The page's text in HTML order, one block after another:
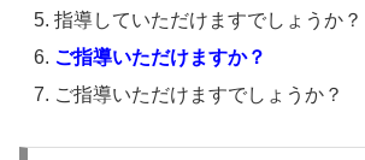
指導していただけますでしょうか？
ご指導いただけますか？
ご指導いただけますでしょうか？